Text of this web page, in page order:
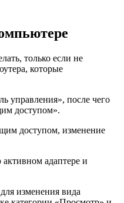
только если не
которые
управления», после чего
доступом».
адаптере и
изменения вида